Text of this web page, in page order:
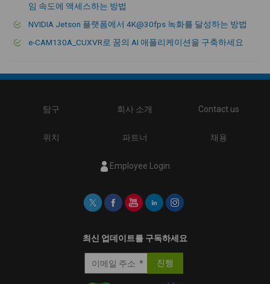
임 속도에 액세스하는 방법
NVIDIA Jetson 플랫폼에서 4K@30fps 녹화를 달성하는 방법
e-CAM130A_CUXVR로 꿈의 AI 애플리케이션을 구축하세요
탐구 회사 소개 Contact us
위치 파트너 채용
Employee Login
최신 업데이트를 구독하세요